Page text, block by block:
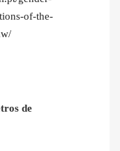
of-the-
de